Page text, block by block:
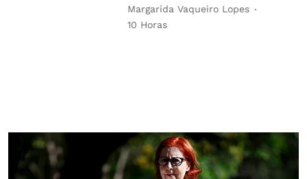
Margarida Vaqueiro Lopes
10 Horas